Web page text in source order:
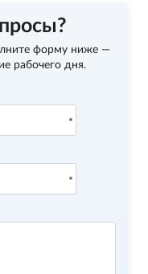
форму ниже —
рабочего дня.